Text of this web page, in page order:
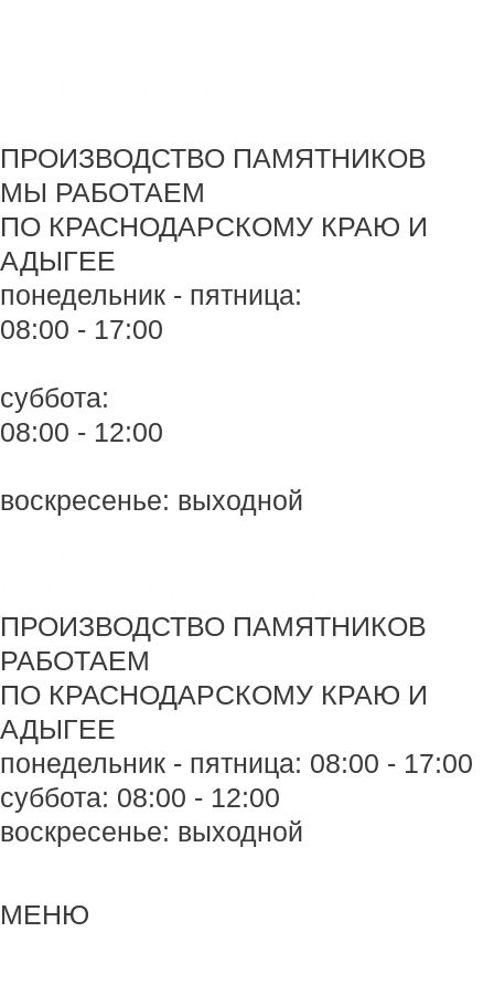
ПРОИЗВОДСТВО ПАМЯТНИКОВ
МЫ РАБОТАЕМ
ПО КРАСНОДАРСКОМУ КРАЮ И
АДЫГЕЕ
понедельник - пятница:
08:00 - 17:00
суббота:
08:00 - 12:00
воскресенье: выходной
ПРОИЗВОДСТВО ПАМЯТНИКОВ
РАБОТАЕМ
ПО КРАСНОДАРСКОМУ КРАЮ И
АДЫГЕЕ
понедельник - пятница: 08:00 - 17:00
суббота: 08:00 - 12:00
воскресенье: выходной
МЕНЮ